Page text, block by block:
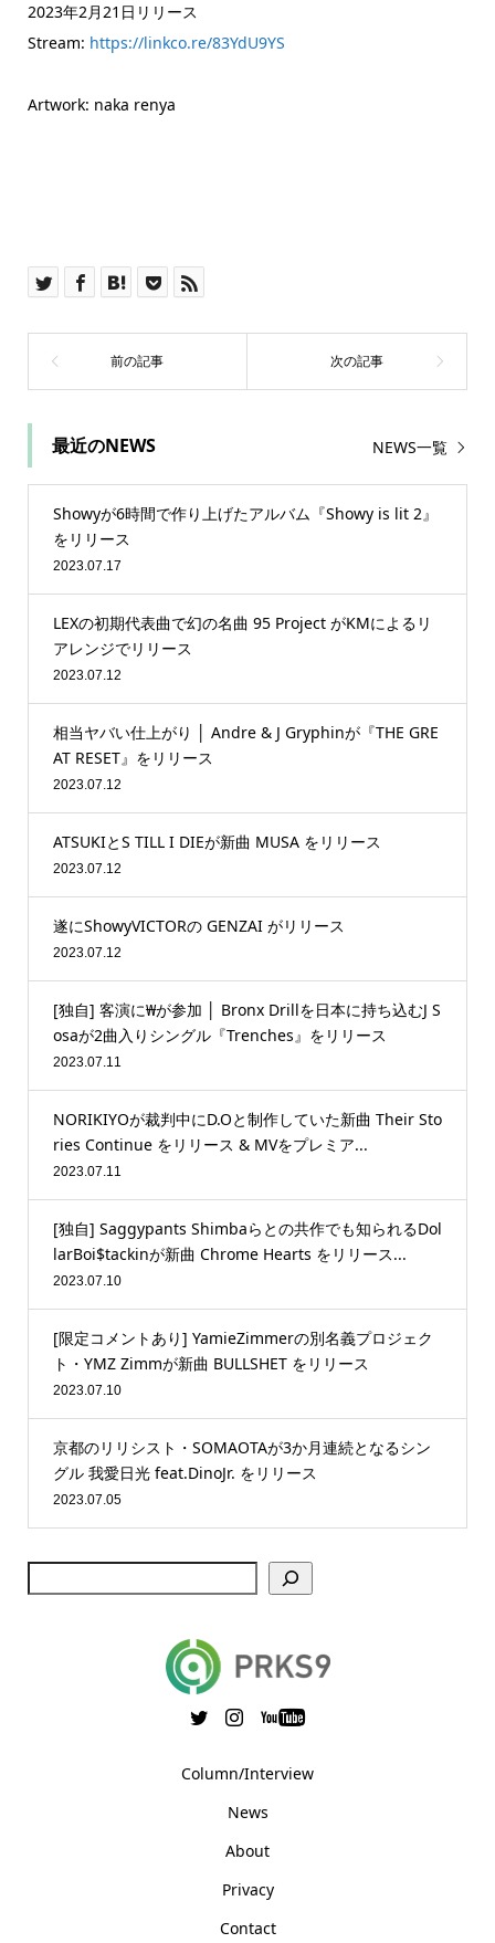
2023年2月21日リリース
Stream: https://linkco.re/83YdU9YS
Artwork: naka renya
最近のNEWS NEWS一覧
Showyが6時間で作り上げたアルバム『Showy is lit 2』
をリリース
2023.07.17
LEXの初期代表曲で幻の名曲 95 Project がKMによるリ
アレンジでリリース
2023.07.12
相当ヤバい仕上がり │ Andre & J Gryphinが『THE GRE
AT RESET』をリリース
2023.07.12
ATSUKIとS TILL I DIEが新曲 MUSA をリリース
2023.07.12
遂にShowyVICTORの GENZAI がリリース
2023.07.12
[独自] 客演に₩が参加 │ Bronx Drillを日本に持ち込むJ S
osaが2曲入りシングル『Trenches』をリリース
2023.07.11
NORIKIYOが裁判中にD.Oと制作していた新曲 Their Sto
ries Continue をリリース & MVをプレミア...
2023.07.11
[独自] Saggypants Shimbaらとの共作でも知られるDol
larBoi$tackinが新曲 Chrome Hearts をリリース...
2023.07.10
[限定コメントあり] YamieZimmerの別名義プロジェク
ト・YMZ Zimmが新曲 BULLSHET をリリース
2023.07.10
京都のリリシスト・SOMAOTAが3か月連続となるシン
グル 我愛日光 feat.DinoJr. をリリース
2023.07.05
Column/Interview
News
About
Privacy
Contact